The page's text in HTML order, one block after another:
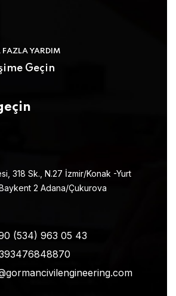
FAZLA YARDIM
Geçin
318 Sk., N.27 İzmir/Konak -Yurt
2 Adana/Çukurova
(534) 963 05 43